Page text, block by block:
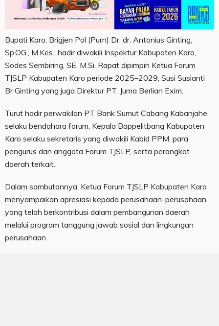
Bupati Karo, Brigjen Pol (Purn) Dr. dr. Antonius Ginting,
Sp.OG., M.Kes., hadir diwakili Inspektur Kabupaten Karo,
Sodes Sembiring, SE, M.Si. Rapat dipimpin Ketua Forum
TJSLP Kabupaten Karo periode 2025–2029, Susi Susianti
Br Ginting yang juga Direktur PT. Juma Berlian Exim.
Turut hadir perwakilan PT Bank Sumut Cabang Kabanjahe
selaku bendahara forum, Kepala Bappelitbang Kabupaten
Karo selaku sekretaris yang diwakili Kabid PPM, para
pengurus dan anggota Forum TJSLP, serta perangkat
daerah terkait.
Dalam sambutannya, Ketua Forum TJSLP Kabupaten Karo
menyampaikan apresiasi kepada perusahaan-perusahaan
yang telah berkontribusi dalam pembangunan daerah
melalui program tanggung jawab sosial dan lingkungan
perusahaan.